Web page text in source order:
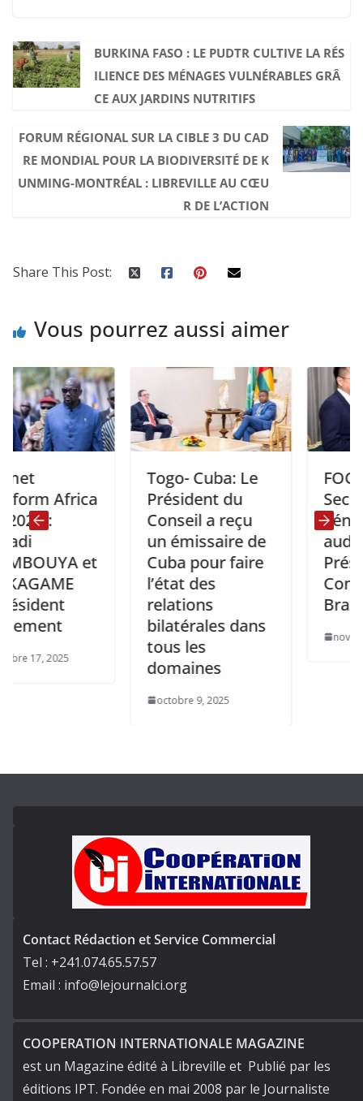
BURKINA FASO : LE PUDTR CULTIVE LA RÉS
ILIENCE DES MÉNAGES VULNÉRABLES GRÂ
CE AUX JARDINS NUTRITIFS
FORUM RÉGIONAL SUR LA CIBLE 3 DU CAD
RE MONDIAL POUR LA BIODIVERSITÉ DE K
UNMING-MONTRÉAL : LIBREVILLE AU CŒU
R DE L’ACTION
Share This Post:
Vous pourrez aussi aimer
Africa
et
2025
Togo- Cuba: Le
Président du
Conseil a reçu
un émissaire de
Cuba pour faire
l’état des
relations
bilatérales dans
tous les
domaines
octobre 9, 2025
FOCAC: Le
Secrétaire
général
audience
Président
Congolais
Brazzaville.
novembre 19,
Contact Rédaction et Service Commercial
Tel : +241.074.65.57.57
Email : info@lejournalci.org
COOPERATION INTERNATIONALE MAGAZINE
est un Magazine édité à Libreville et Publié par les
éditions IPT. Fondée en mai 2008 par le Journaliste